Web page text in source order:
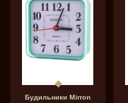
Будильники Mirron